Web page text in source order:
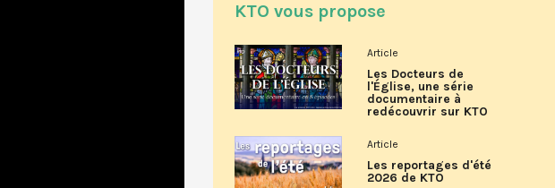
KTO vous propose
Article
Les Docteurs de
l'Église, une série
documentaire à
redécouvrir sur KTO
Article
Les reportages d'été
2026 de KTO